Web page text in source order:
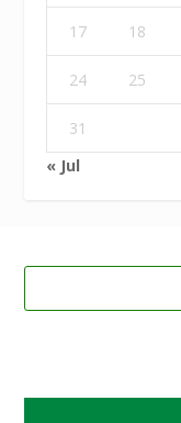
17 18
24 25
31
« Jul